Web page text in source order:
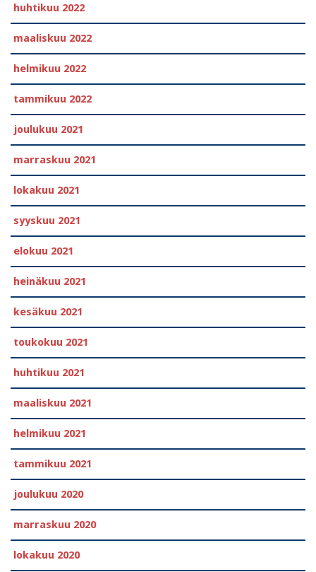
huhtikuu 2022
maaliskuu 2022
helmikuu 2022
tammikuu 2022
joulukuu 2021
marraskuu 2021
lokakuu 2021
syyskuu 2021
elokuu 2021
heinäkuu 2021
kesäkuu 2021
toukokuu 2021
huhtikuu 2021
maaliskuu 2021
helmikuu 2021
tammikuu 2021
joulukuu 2020
marraskuu 2020
lokakuu 2020